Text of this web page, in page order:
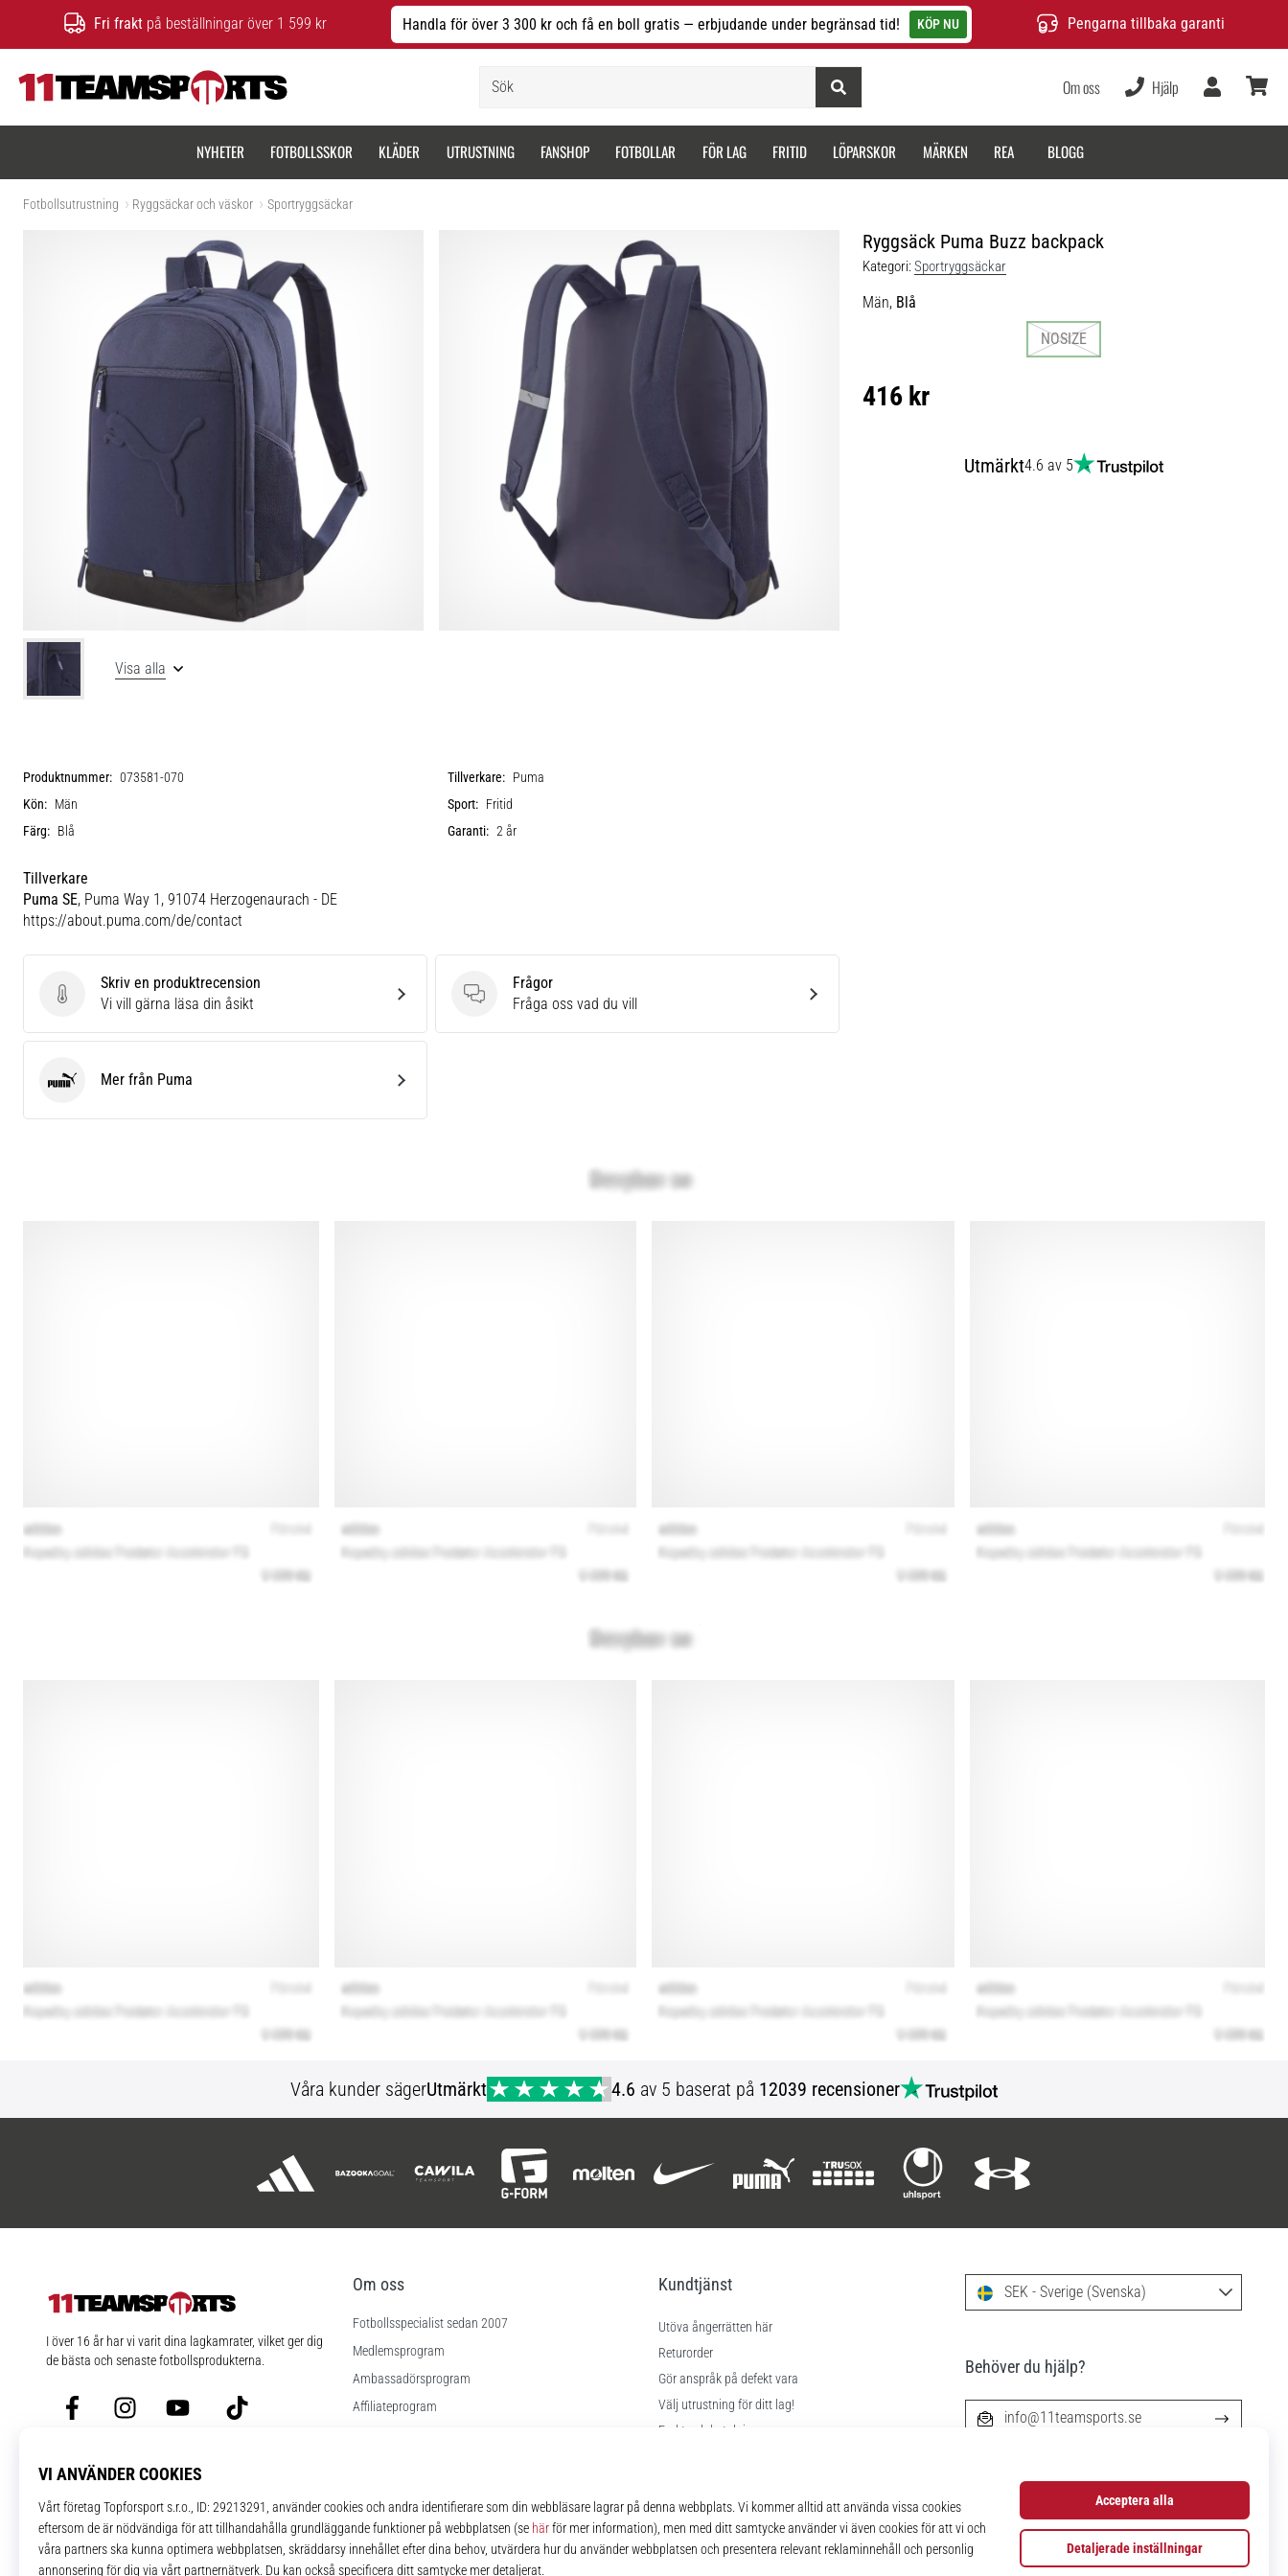
Fri frakt på beställningar över 1 599 kr Handla för över 3 300 kr och få en boll gratis — erbjudande under begränsad tid! KÖP NU Pengarna tillbaka garanti
Om oss Hjälp
NYHETER FOTBOLLSSKOR KLÄDER UTRUSTNING FANSHOP FOTBOLLAR FÖR LAG FRITID LÖPARSKOR MÄRKEN REA BLOGG
Fotbollsutrustning Ryggsäckar och väskor Sportryggsäckar
Ryggsäck Puma Buzz backpack
Kategori:Sportryggsäckar
Män, Blå
NOSIZE
416 kr
Utmärkt4.6 av 5
Visa alla
Produktnummer: 073581-070 Tillverkare: Puma
Kön: Män Sport: Fritid
Färg: Blå Garanti: 2 år
Tillverkare
Puma SE, Puma Way 1, 91074 Herzogenaurach - DE
https://about.puma.com/de/contact
Skriv en produktrecension
Skriv en produktrecension
Vi vill gärna läsa din åsikt
Frågor
Frågor
Fråga oss vad du vill
Puma Mer från Puma
Våra kunder sägerUtmärkt 4.6 av 5 baserat på 12039 recensioner
11teamsports.se
I över 16 år har vi varit dina lagkamrater, vilket ger dig
de bästa och senaste fotbollsprodukterna.
FacebookInstagramYouTubeTikTok
Om oss
Fotbollsspecialist sedan 2007
Medlemsprogram
Ambassadörsprogram
Affiliateprogram
Kundtjänst
Utöva ångerrätten här
Returorder
Gör anspråk på defekt vara
Välj utrustning för ditt lag!
Frakt och betalning
FAQ
Sekretesspolicy
SEK - Sverige (Svenska)
Behöver du hjälp?
info@11teamsports.se